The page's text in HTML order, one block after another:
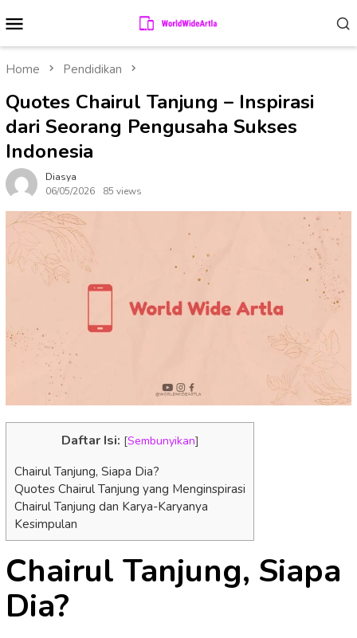
to
contentMenu
Home Pendidikan
Quotes Chairul Tanjung – Inspirasi
dari Seorang Pengusaha Sukses
Indonesia
Diasya
06/05/2026
85 views
Daftar Isi: [Sembunyikan]
Chairul Tanjung, Siapa Dia?
Quotes Chairul Tanjung yang Menginspirasi
Chairul Tanjung dan Karya-Karyanya
Kesimpulan
Chairul Tanjung, Siapa
Dia?